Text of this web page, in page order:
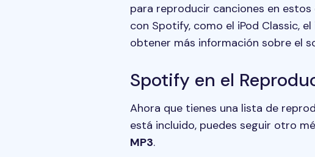
para reproducir canciones en
con Spotify, como el iPod Classic,
obtener más información sobre el
Spotify en el
Ahora que tienes una lista de
está incluido, puedes seguir otro
MP3.